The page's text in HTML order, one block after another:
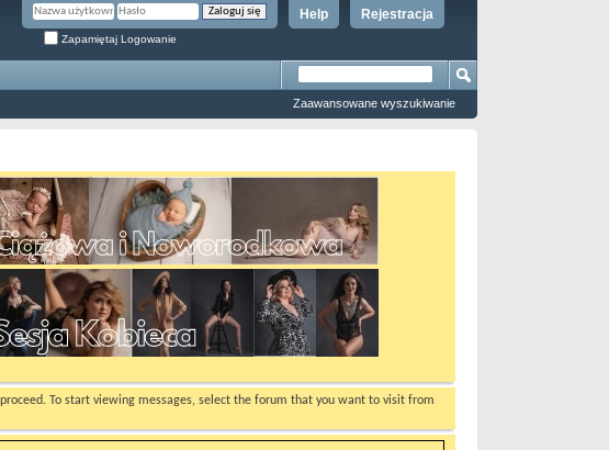
Rejestracja
Help
Zapamiętaj Logowanie
Zaawansowane wyszukiwanie
To start viewing messages, select the forum that you want to visit from